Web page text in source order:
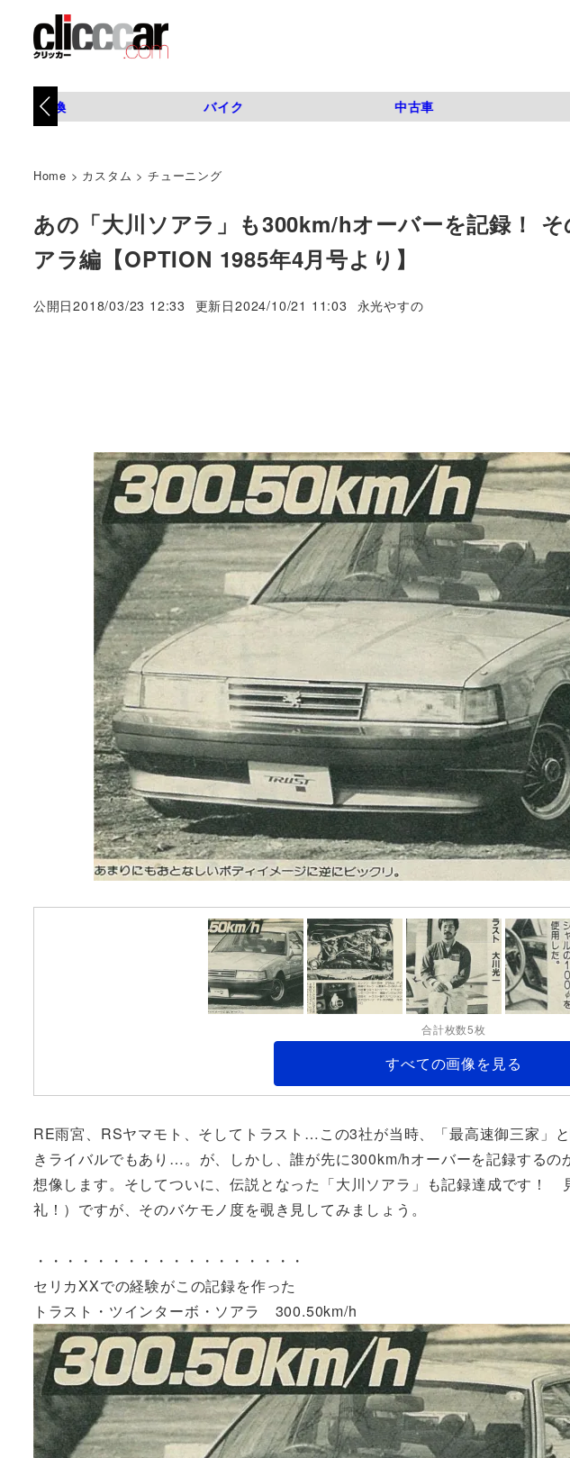
タイヤ交換 バイク 中古車
Home > カスタム >チューニング
あの「大川ソアラ」も300km/hオーバーを記録！
アラ編【OPTION 1985年4月号より】
公開日2018/03/23 12:33 更新日2024/10/21 11:03
著
永光やすの
合計枚数5枚
すべての画像を見る
RE雨宮、RSヤマモト、そしてトラスト…この3社が当時、「最高速御三家」
きライバルでもあり…。が、しかし、誰が先に300km/hオーバーを記録する
想像します。そしてついに、伝説となった「大川ソアラ」も記録達成です！
礼！）ですが、そのバケモノ度を覗き見してみましょう。
・・・・・・・・・・・・・・・・・・
セリカXXでの経験がこの記録を作った
トラスト・ツインターボ・ソアラ 300.50km/h